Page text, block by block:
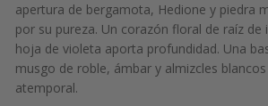
apertura de bergamota, Hedione y piedra
por su pureza. Un corazón floral de raíz de
hoja de violeta aporta profundidad. Una
musgo de roble, ámbar y almizcles
atemporal.